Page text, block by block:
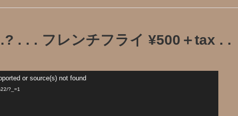
. . . フレンチフライ ¥500＋tax . .
or source(s) not found
?_=1